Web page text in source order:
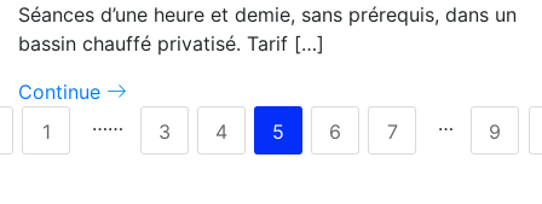
Séances d’une heure et demie, sans prérequis, dans un
bassin chauffé privatisé. Tarif […]
Continue
1
…… 3 4 5 6 7 … 9